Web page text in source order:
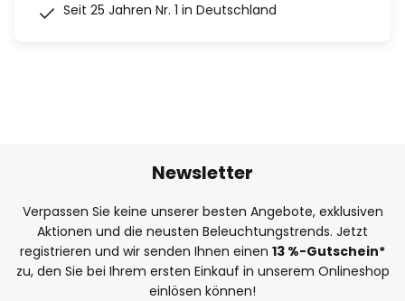
Seit 25 Jahren Nr. 1 in Deutschland
Newsletter
Verpassen Sie keine unserer besten Angebote, exklusiven
Aktionen und die neusten Beleuchtungstrends. Jetzt
registrieren und wir senden Ihnen einen 13 %-Gutschein*
zu, den Sie bei Ihrem ersten Einkauf in unserem Onlineshop
einlösen können!